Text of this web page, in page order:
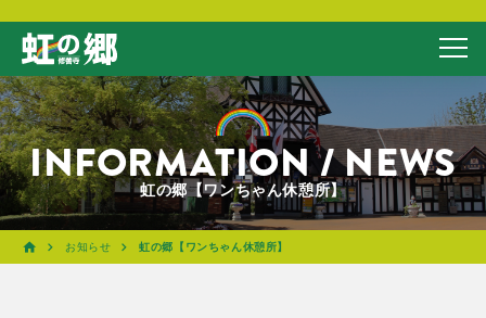
INFORMATION / NEWS
虹の郷【ワンちゃん休憩所】
お知らせ 虹の郷【ワンちゃん休憩所】